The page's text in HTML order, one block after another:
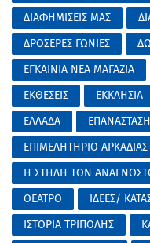
ΔΙΑΦΗΜΙΣΕΙΣ ΜΑΣ
ΔΡΟΣΕΡΕΣ ΓΩΝΙΕΣ
ΕΓΚΑΙΝΙΑ ΝΕΑ ΜΑΓΑΖΙΑ
ΕΚΘΕΣΕΙΣ
ΕΚΚΛΗΣΙΑ
ΕΛΛΑΔΑ
ΕΠΙΜΕΛΗΤΗΡΙΟ ΑΡΚΑΔΙΑΣ
Η ΣΤΗΛΗ ΤΩΝ
ΘΕΑΤΡΟ
ΙΔΕΕΣ/
ΙΣΤΟΡΙΑ ΤΡΙΠΟΛΗΣ